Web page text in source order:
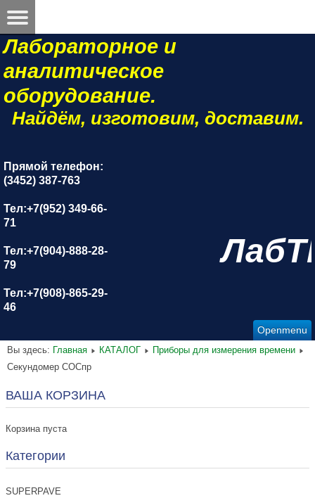
Лабораторное и
аналитическое
оборудование.
Найдём, изготовим, доставим.
Прямой телефон:
(3452) 387-763
Тел:+7(952) 349-66-
71
Тел:+7(904)-888-28-
79
Тел:+7(908)-865-29-
46
Openmenu
Вы здесь: Главная КАТАЛОГ
Приборы для измерения времени
Секундомер СОСпр
ВАША КОРЗИНА
Корзина пуста
Категории
SUPERPAVE